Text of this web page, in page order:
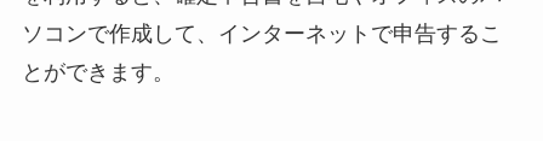
ソコンで作成して、インターネットで申告するこ
とができます。